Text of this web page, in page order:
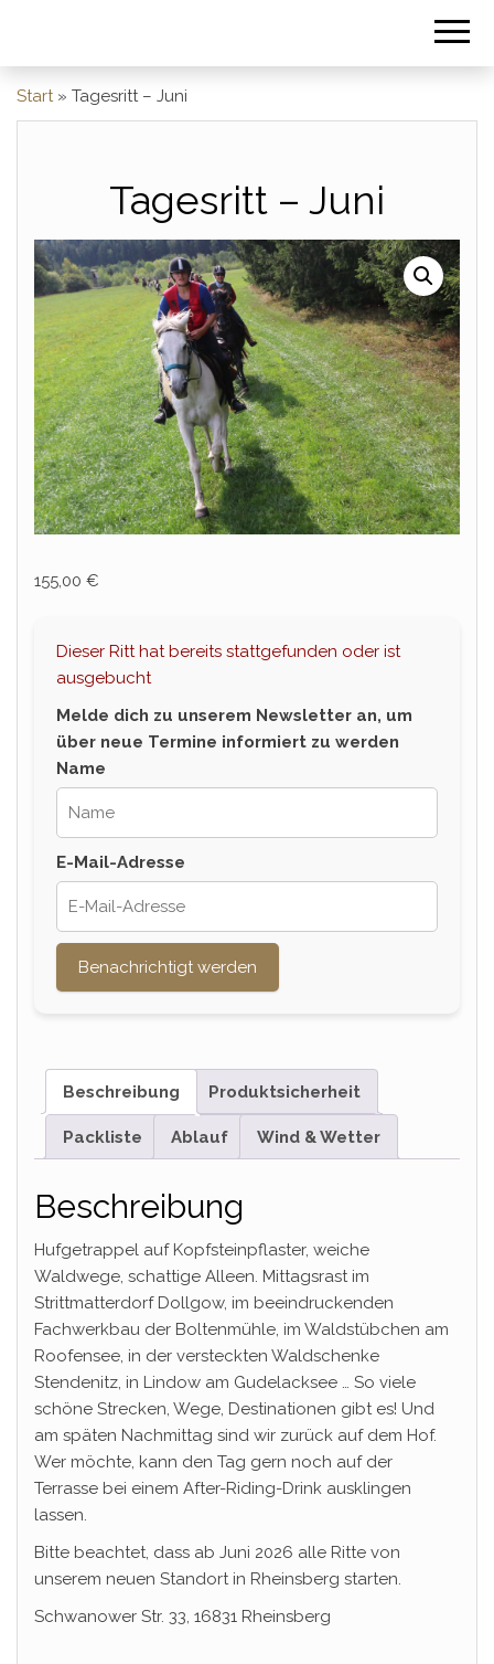
Start» Tagesritt – Juni
Tagesritt – Juni
155,00 €
Dieser Ritt hat bereits stattgefunden oder ist
ausgebucht
Melde dich zu unserem Newsletter an, um
über neue Termine informiert zu werden
Name
E-Mail-Adresse
Benachrichtigt werden
Beschreibung Produktsicherheit
Packliste Ablauf Wind & Wetter
Beschreibung
Hufgetrappel auf Kopfsteinpflaster, weiche
Waldwege, schattige Alleen. Mittagsrast im
Strittmatterdorf Dollgow, im beeindruckenden
Fachwerkbau der Boltenmühle, im Waldstübchen am
Roofensee, in der versteckten Waldschenke
Stendenitz, in Lindow am Gudelacksee … So viele
schöne Strecken, Wege, Destinationen gibt es! Und
am späten Nachmittag sind wir zurück auf dem Hof.
Wer möchte, kann den Tag gern noch auf der
Terrasse bei einem After-Riding-Drink ausklingen
lassen.
Bitte beachtet, dass ab Juni 2026 alle Ritte von
unserem neuen Standort in Rheinsberg starten.
Schwanower Str. 33, 16831 Rheinsberg